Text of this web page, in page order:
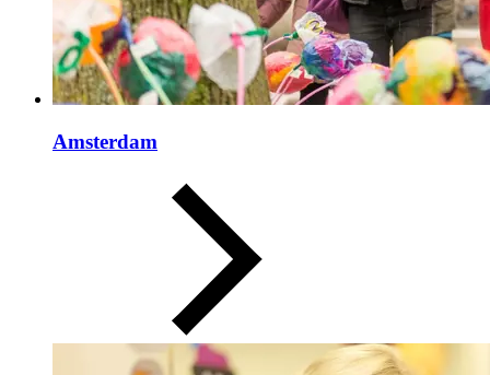
Amsterdam